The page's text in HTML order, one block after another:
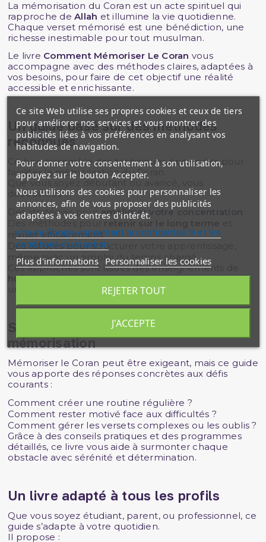
La mémorisation du Coran est un acte spirituel qui
rapproche deAllah et illumine la vie quotidienne.
Chaque verset mémorisé est une bénédiction, une
richesse inestimable pour tout musulman.
Le livre Comment Mémoriser Le Coran vous
accompagne avec des méthodes claires, adaptées à
vos besoins, pour faire de cet objectif une réalité
accessible et enrichissante.
Un guide basé sur des méthodes
reconnues
Ce livre rassemble des techniques éprouvées pour
faciliter la mémorisation du Coran.
Que vous soyez débutant ou avancé, vous
découvrirez :
Des stratégies pouraméliorer votre concentration
Des méthodes pour
réviser efficacement.
Des astuces pour structurer votre apprentissage,
même avec un emploi du temps chargé.
Ces approches sont issues des enseignements de
huffazet d’enseignants expérimentés, garantissant
une fiabilité et une efficacité optimales.
Surmonter les défis de la
mémorisation
Mémoriser le Coran peut être exigeant, mais ce guide
vous apporte des réponses concrètes aux défis
courants :
Comment créer une routine régulière ?
Comment rester motivé face aux difficultés ?
Comment gérer les versets complexes ou les oublis ?
Grâce à des conseils pratiques et des programmes
détaillés, ce livre vous aide à surmonter chaque
obstacle avec sérénité et détermination.
Un livre adapté à tous les profils
Que vous soyez étudiant, parent, ou professionnel, ce
guide s’adapte à votre quotidien.
Il propose :
Ce site Web utilise ses propres cookies et ceux de tiers
pour améliorer nos services et vous montrer des
publicités liées à vos préférences en analysant vos
habitudes de navigation.
Pour donner votre consentement à son utilisation,
appuyez sur le bouton Accepter.
Nous utilisons des cookies pour personnaliser les
annonces, afin de vous proposer des publicités
adaptées à vos centres d'intérêt.
site de Google concernant la confidentialité et les
conditions d'utilisation
Plus d'informations Personnaliser les cookies
REJETER TOUT
J'ACCEPTE